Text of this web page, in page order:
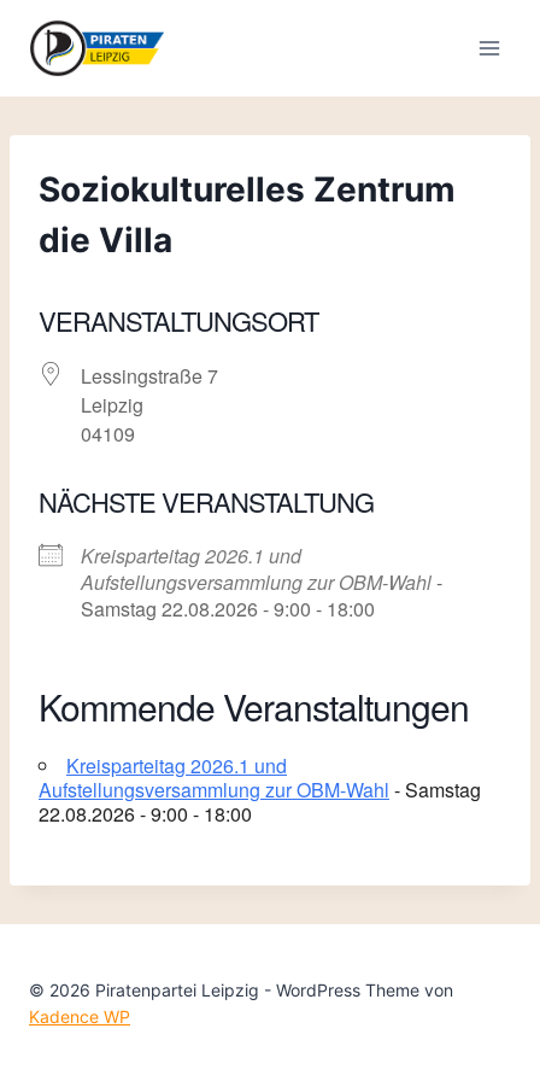
Inhalt
springen
Soziokulturelles Zentrum
die Villa
VERANSTALTUNGSORT
Lessingstraße 7
Leipzig
04109
NÄCHSTE VERANSTALTUNG
Kreisparteitag 2026.1 und
Aufstellungsversammlung zur OBM-Wahl-
Samstag 22.08.2026 - 9:00 - 18:00
Kommende Veranstaltungen
Kreisparteitag 2026.1 und
Aufstellungsversammlung zur OBM-Wahl - Samstag
22.08.2026 - 9:00 - 18:00
© 2026 Piratenpartei Leipzig - WordPress Theme von
Kadence WP